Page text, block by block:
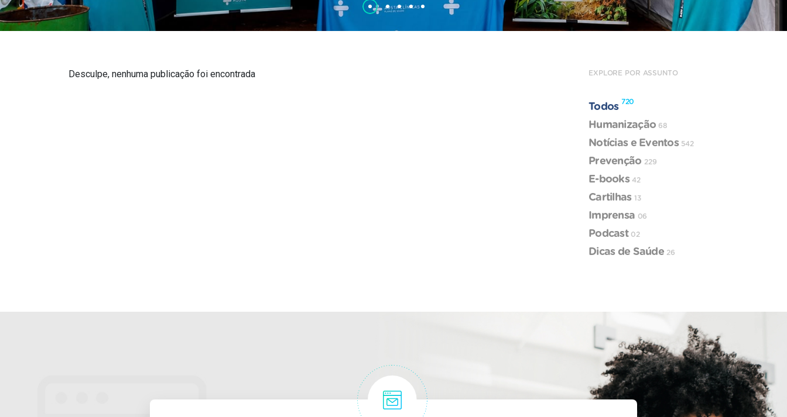
Desculpe, nenhuma publicação foi encontrada EXPLORE POR ASSUNTO
Todos 720
Humanização 68
Notícias e Eventos 542
Prevenção 229
E-books 42
Cartilhas 13
Imprensa 06
Podcast 02
Dicas de Saúde 26